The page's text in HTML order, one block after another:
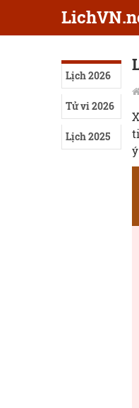
Lịch 2026
Tử vi 2026
Lịch 2025